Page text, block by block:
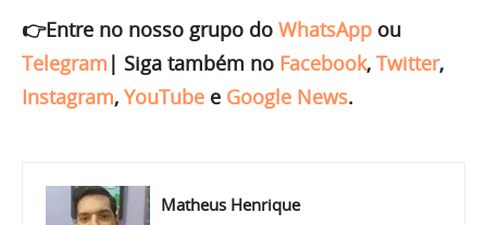
👉Entre no nosso grupo do WhatsApp ou
Telegram | Siga também no Facebook, Twitter,
Instagram, YouTube e Google News.
Matheus Henrique